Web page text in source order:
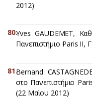
2012)
Yves GAUDEMET,
Πανεπιστήμιο Paris II,
Bernand
στο Πανεπιστήμιο
(22 Μαϊου 2012)